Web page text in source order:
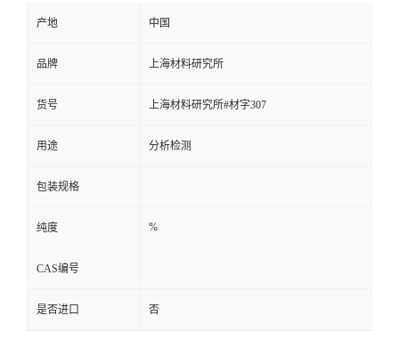
产地 中国
品牌 上海材料研究所
货号 上海材料研究所#材字307
用途 分析检测
包装规格
纯度 %
CAS编号
是否进口 否